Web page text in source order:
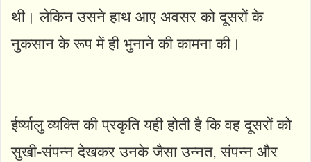
थी। लेकिन उसने हाथ आए अवसर को दूसरों के
नुकसान के रूप में ही भुनाने की कामना की।
ईर्ष्यालु व्यक्ति की प्रकृति यही होती है कि वह दूसरों को
सुखी-संपन्न देखकर उनके जैसा उन्नत, संपन्न और